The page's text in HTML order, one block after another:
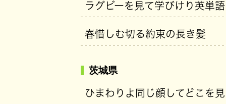
ラグビーを見て学びけり英単語
春惜しむ切る約束の長き髪
茨城県
ひまわりよ同じ顔してどこを見